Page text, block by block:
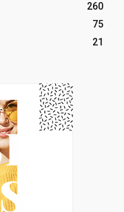
260
75
21